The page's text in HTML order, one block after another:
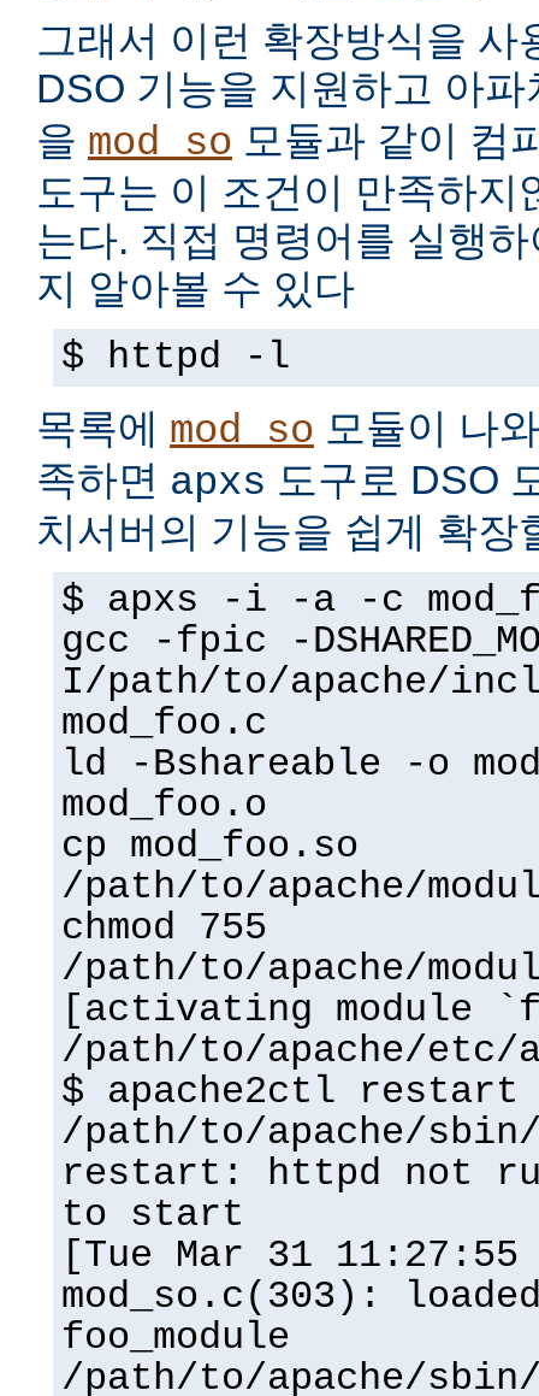
그래서 이런 확장방식을 사
DSO 기능을 지원하고 아
을 mod_so 모듈과 같이 컴
도구는 이 조건이 만족하지
는다. 직접 명령어를 실행
지 알아볼 수 있다
$ httpd -l
목록에 mod_so 모듈이 나
족하면 apxs 도구로 DSO
치서버의 기능을 쉽게 확장
$ apxs -i -a -c
gcc -fpic -
I/path/to/apache/
mod_foo.c
ld -Bshareable -o
mod_foo.o
cp mod_foo.so
/path/to/apache/
chmod 755
/path/to/apache/
[activating module
/path/to/apache/etc/
$ apache2ctl restart
/path/to/apache/
restart: httpd not
to start
[Tue Mar 31
mod_so.c(303):
foo_module
/path/to/apache/